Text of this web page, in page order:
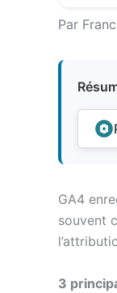
Par
GA4
souvent
3